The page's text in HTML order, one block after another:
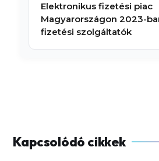
Elektronikus fizetési piac
Magyarországon 2023-
fizetési szolgáltatók